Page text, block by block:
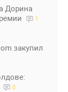
Дорина
1
закупил
0